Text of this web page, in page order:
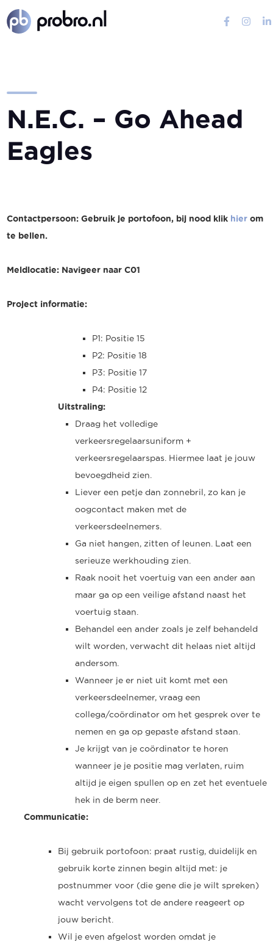
N.E.C. – Go Ahead
Eagles
Contactpersoon: Gebruik je portofoon, bij nood klik hierom
te bellen.
Meldlocatie: Navigeer naar C01
Project informatie:
P1: Positie 15
P2: Positie 18
P3: Positie 17
P4: Positie 12
Uitstraling:
Draag het volledige
verkeersregelaarsuniform +
verkeersregelaarspas. Hiermee laat je jouw
bevoegdheid zien.
Liever een petje dan zonnebril, zo kan je
oogcontact maken met de
verkeersdeelnemers.
Ga niet hangen, zitten of leunen. Laat een
serieuze werkhouding zien.
Raak nooit het voertuig van een ander aan
maar ga op een veilige afstand naast het
voertuig staan.
Behandel een ander zoals je zelf behandeld
wilt worden, verwacht dit helaas niet altijd
andersom.
Wanneer je er niet uit komt met een
verkeersdeelnemer, vraag een
collega/coördinator om het gesprek over te
nemen en ga op gepaste afstand staan.
Je krijgt van je coördinator te horen
wanneer je je positie mag verlaten, ruim
altijd je eigen spullen op en zet het eventuele
hek in de berm neer.
Communicatie:
Bij gebruik portofoon: praat rustig, duidelijk en
gebruik korte zinnen begin altijd met: je
postnummer voor (die gene die je wilt spreken)
wacht vervolgens tot de andere reageert op
jouw bericht.
Wil je even afgelost worden omdat je